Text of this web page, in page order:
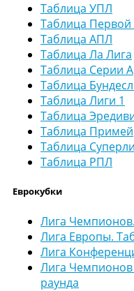
Таблица УПЛ
Таблица Первой
Таблица АПЛ
Таблица Ла Лига
Таблица Серии А
Таблица
Таблица Лиги 1
Таблица
Таблица
Таблица
Таблица РПЛ
Еврокубки
Лига
Лига Европы.
Лига
Лига Чемпионов
раунда